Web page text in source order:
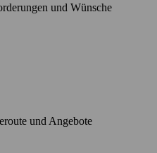
und Wünsche
und Angebote